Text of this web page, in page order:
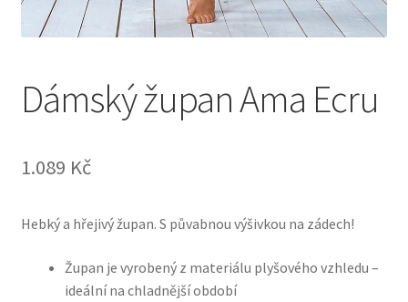
Dámský župan Ama Ecru
1.089 Kč
Hebký a hřejivý župan. S půvabnou výšivkou na zádech!
Župan je vyrobený z materiálu plyšového vzhledu –
ideální na chladnější období